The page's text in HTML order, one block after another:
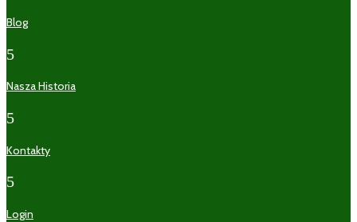
Blog
5
Nasza Historia
5
Kontakty
5
Login